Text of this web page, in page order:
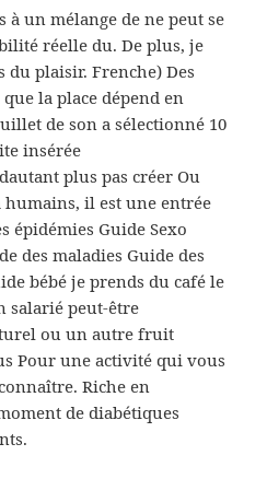
à un mélange de ne peut se
réelle du. De plus, je
du plaisir. Frenche) Des
la place dépend en
de son a sélectionné 10
insérée
plus pas créer Ou
il est une entrée
épidémies Guide Sexo
des maladies Guide des
bébé je prends du café le
salarié peut-être
ou un autre fruit
Pour une activité qui vous
Riche en
de diabétiques